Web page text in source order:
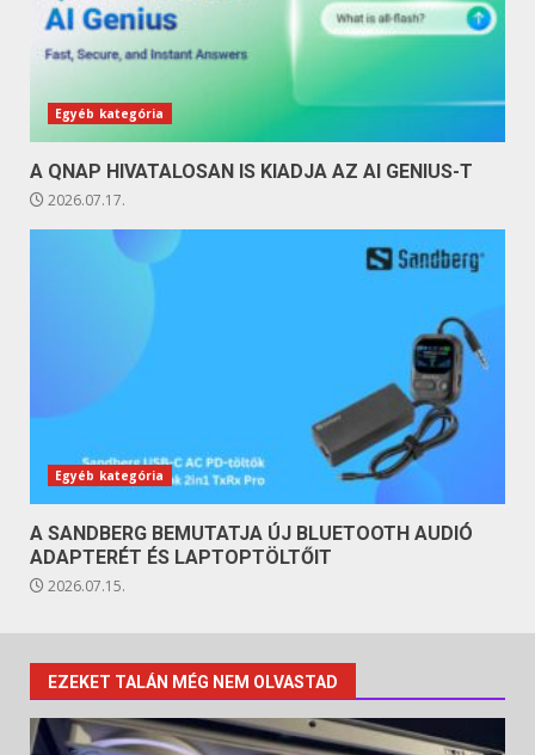
Egyéb kategória
A QNAP HIVATALOSAN IS KIADJA AZ AI GENIUS-T
2026.07.17.
Egyéb kategória
A SANDBERG BEMUTATJA ÚJ BLUETOOTH AUDIÓ
ADAPTERÉT ÉS LAPTOPTÖLTŐIT
2026.07.15.
EZEKET TALÁN MÉG NEM OLVASTAD